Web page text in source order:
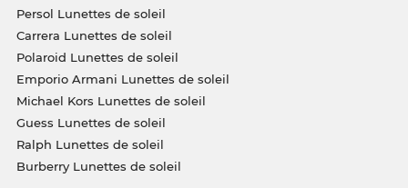
Persol Lunettes de soleil
Carrera Lunettes de soleil
Polaroid Lunettes de soleil
Emporio Armani Lunettes de soleil
Michael Kors Lunettes de soleil
Guess Lunettes de soleil
Ralph Lunettes de soleil
Burberry Lunettes de soleil